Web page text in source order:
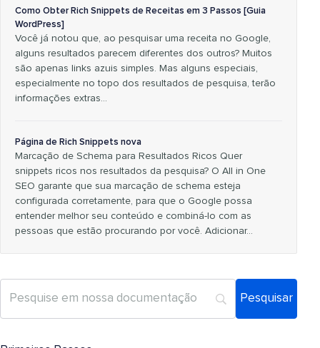
Como Obter Rich Snippets de Receitas em 3 Passos [Guia
WordPress]
Você já notou que, ao pesquisar uma receita no Google,
alguns resultados parecem diferentes dos outros? Muitos
são apenas links azuis simples. Mas alguns especiais,
especialmente no topo dos resultados de pesquisa, terão
informações extras…
Página de Rich Snippets nova
Marcação de Schema para Resultados Ricos Quer
snippets ricos nos resultados da pesquisa? O All in One
SEO garante que sua marcação de schema esteja
configurada corretamente, para que o Google possa
entender melhor seu conteúdo e combiná-lo com as
pessoas que estão procurando por você. Adicionar…